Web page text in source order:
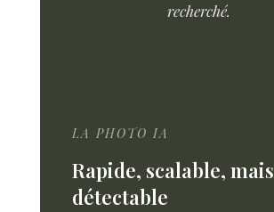
recherché.
LA PHOTO IA
Rapide, scalable, mais
détectable